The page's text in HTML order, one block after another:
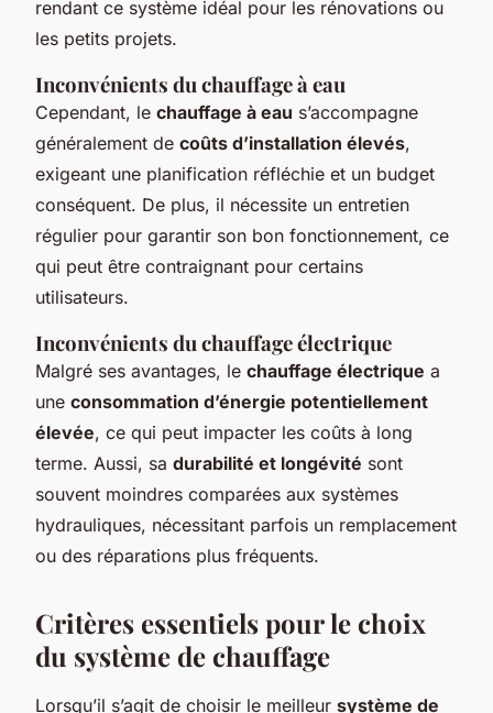
rendant ce système idéal pour les rénovations ou
les petits projets.
Inconvénients du chauffage à eau
Cependant, le chauffage à eau s’accompagne
généralement de coûts d’installation élevés,
exigeant une planification réfléchie et un budget
conséquent. De plus, il nécessite un entretien
régulier pour garantir son bon fonctionnement, ce
qui peut être contraignant pour certains
utilisateurs.
Inconvénients du chauffage électrique
Malgré ses avantages, le chauffage électrique a
une consommation d’énergie potentiellement
élevée, ce qui peut impacter les coûts à long
terme. Aussi, sa durabilité et longévité sont
souvent moindres comparées aux systèmes
hydrauliques, nécessitant parfois un remplacement
ou des réparations plus fréquents.
Critères essentiels pour le choix
du système de chauffage
Lorsqu’il s’agit de choisir le meilleur système de